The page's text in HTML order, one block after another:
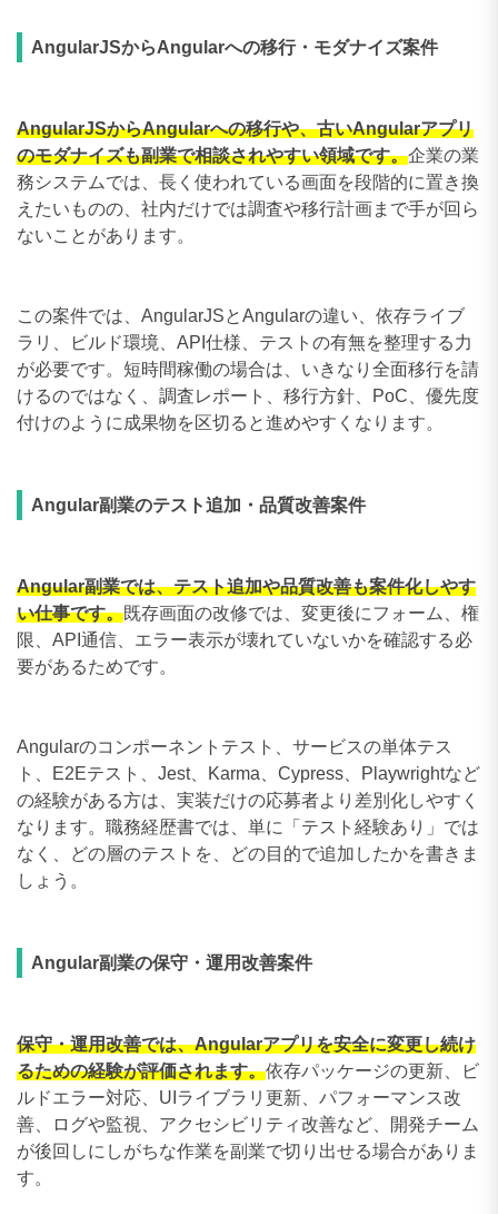
AngularJSからAngularへの移行・モダナイズ案件
AngularJSからAngularへの移行や、古いAngularアプリ
のモダナイズも副業で相談されやすい領域です。企業の業
務システムでは、長く使われている画面を段階的に置き換
えたいものの、社内だけでは調査や移行計画まで手が回ら
ないことがあります。
この案件では、AngularJSとAngularの違い、依存ライブ
ラリ、ビルド環境、API仕様、テストの有無を整理する力
が必要です。短時間稼働の場合は、いきなり全面移行を請
けるのではなく、調査レポート、移行方針、PoC、優先度
付けのように成果物を区切ると進めやすくなります。
Angular副業のテスト追加・品質改善案件
Angular副業では、テスト追加や品質改善も案件化しやす
い仕事です。既存画面の改修では、変更後にフォーム、権
限、API通信、エラー表示が壊れていないかを確認する必
要があるためです。
Angularのコンポーネントテスト、サービスの単体テス
ト、E2Eテスト、Jest、Karma、Cypress、Playwrightなど
の経験がある方は、実装だけの応募者より差別化しやすく
なります。職務経歴書では、単に「テスト経験あり」では
なく、どの層のテストを、どの目的で追加したかを書きま
しょう。
Angular副業の保守・運用改善案件
保守・運用改善では、Angularアプリを安全に変更し続け
るための経験が評価されます。依存パッケージの更新、ビ
ルドエラー対応、UIライブラリ更新、パフォーマンス改
善、ログや監視、アクセシビリティ改善など、開発チーム
が後回しにしがちな作業を副業で切り出せる場合がありま
す。